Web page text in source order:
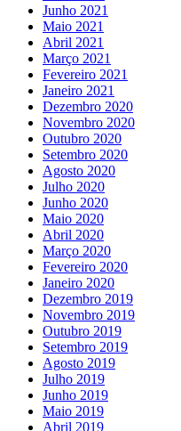
Junho 2021
Maio 2021
Abril 2021
Março 2021
Fevereiro 2021
Janeiro 2021
Dezembro 2020
Novembro 2020
Outubro 2020
Setembro 2020
Agosto 2020
Julho 2020
Junho 2020
Maio 2020
Abril 2020
Março 2020
Fevereiro 2020
Janeiro 2020
Dezembro 2019
Novembro 2019
Outubro 2019
Setembro 2019
Agosto 2019
Julho 2019
Junho 2019
Maio 2019
Abril 2019